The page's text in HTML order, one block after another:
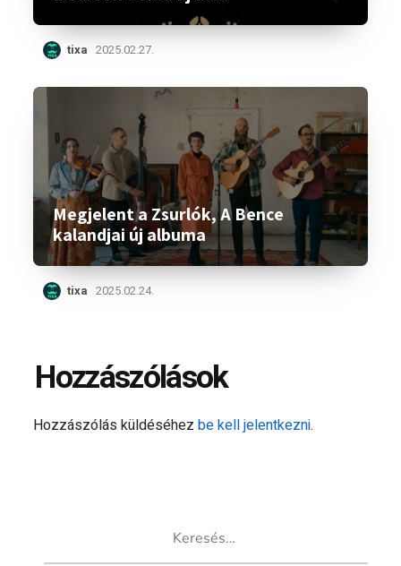
tixa 2025.02.27.
Megjelent a Zsurlók, A Bence
kalandjai új albuma
tixa 2025.02.24.
Hozzászólások
Hozzászólás küldéséhezbe kell jelentkezni.